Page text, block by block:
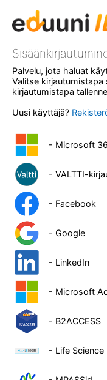
Palvelu, jota haluat
Valitse
kirjautumistapa
Uusi käyttäjä?
- Microsoft
- VALTTI-
- Facebook
- Google
- LinkedIn
- Microsoft
- B2ACCESS
- Life Science